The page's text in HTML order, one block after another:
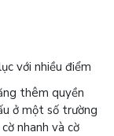
với nhiều điểm
thêm quyền
ở một số trường
nhanh và cờ